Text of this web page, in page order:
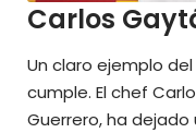
Carlos
Un claro ejemplo
cumple. El chef
Guerrero, ha